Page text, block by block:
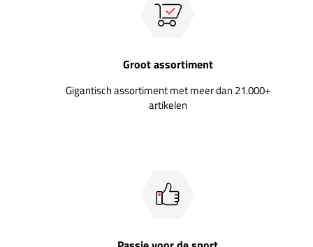
Groot assortiment
Gigantisch assortiment met meer dan 21.000+
artikelen